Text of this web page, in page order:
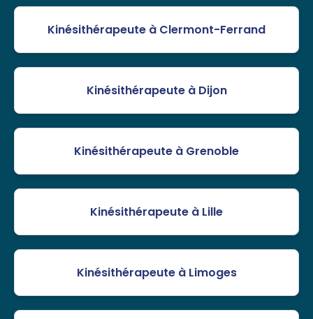
Kinésithérapeute à Clermont-Ferrand
Kinésithérapeute à Dijon
Kinésithérapeute à Grenoble
Kinésithérapeute à Lille
Kinésithérapeute à Limoges